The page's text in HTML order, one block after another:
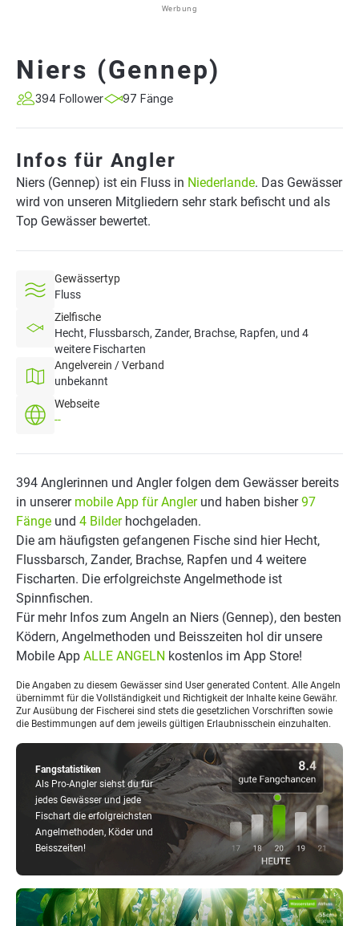
Werbung
Niers (Gennep)
394 Follower 97 Fänge
Infos für Angler
Niers (Gennep) ist ein Fluss in Niederlande. Das Gewässer
wird von unseren Mitgliedern sehr stark befischt und als
Top Gewässer bewertet.
Gewässertyp
Fluss
Zielfische
Hecht, Flussbarsch, Zander, Brachse, Rapfen, und 4
weitere Fischarten
Angelverein / Verband
unbekannt
Webseite
--
Fangstatistiken
Als Pro-Angler siehst du für
jedes Gewässer und jede
Fischart die erfolgreichsten
Angelmethoden, Köder und
Beisszeiten!
394 Anglerinnen und Angler folgen dem Gewässer bereits
in unserer mobile App für Anglerund haben bisher97
Fänge und 4 Bilderhochgeladen.
Die am häufigsten gefangenen Fische sind hier Hecht,
Flussbarsch, Zander, Brachse, Rapfen und 4 weitere
Fischarten. Die erfolgreichste Angelmethode ist
Spinnfischen.
Für mehr Infos zum Angeln an Niers (Gennep), den besten
Ködern, Angelmethoden und Beisszeiten hol dir unsere
Mobile App ALLE ANGELN kostenlos im App Store!
Die Angaben zu diesem Gewässer sind User generated Content. Alle Angeln
übernimmt für die Vollständigkeit und Richtigkeit der Inhalte keine Gewähr.
Zur Ausübung der Fischerei sind stets die gesetzlichen Vorschriften sowie
die Bestimmungen auf dem jeweils gültigen Erlaubnisschein einzuhalten.